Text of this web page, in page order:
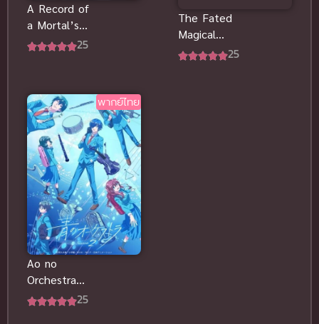
A Record of
a Mortal’s
Journey to25
The Fated
Magical
Princess ซับ
25
พากย์ไทย
Ao no
Orchestra
Season 2 ออ
25